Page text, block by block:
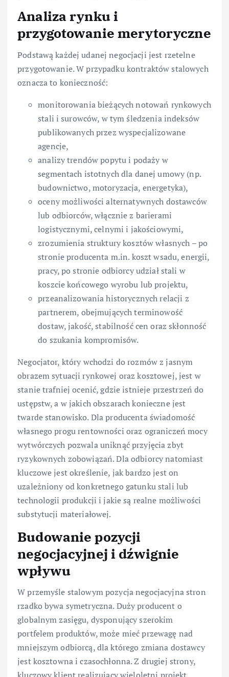
Analiza rynku i
przygotowanie merytoryczne
Podstawą każdej udanej negocjacji jest rzetelne
przygotowanie. W przypadku kontraktów stalowych
oznacza to konieczność:
monitorowania bieżących notowań rynkowych
stali i surowców, w tym śledzenia indeksów
publikowanych przez wyspecjalizowane
agencje,
analizy trendów popytu i podaży w
segmentach istotnych dla danej umowy (np.
budownictwo, motoryzacja, energetyka),
oceny możliwości alternatywnych dostawców
lub odbiorców, włącznie z barierami
logistycznymi, celnymi i jakościowymi,
zrozumienia struktury kosztów własnych – po
stronie producenta m.in. koszt wsadu, energii,
pracy, po stronie odbiorcy udział stali w
koszcie końcowego wyrobu lub projektu,
przeanalizowania historycznych relacji z
partnerem, obejmujących terminowość
dostaw, jakość, stabilność cen oraz skłonność
do szukania kompromisów.
Negocjator, który wchodzi do rozmów z jasnym
obrazem sytuacji rynkowej oraz kosztowej, jest w
stanie trafniej ocenić, gdzie istnieje przestrzeń do
ustępstw, a w jakich obszarach konieczne jest
twarde stanowisko. Dla producenta świadomość
własnego progu rentowności oraz ograniczeń mocy
wytwórczych pozwala uniknąć przyjęcia zbyt
ryzykownych zobowiązań. Dla odbiorcy natomiast
kluczowe jest określenie, jak bardzo jest on
uzależniony od konkretnego gatunku stali lub
technologii produkcji i jakie są realne możliwości
substytucji materiałowej.
Budowanie pozycji
negocjacyjnej i dźwignie
wpływu
W przemyśle stalowym pozycja negocjacyjna stron
rzadko bywa symetryczna. Duży producent o
globalnym zasięgu, dysponujący szerokim
portfelem produktów, może mieć przewagę nad
mniejszym odbiorcą, dla którego zmiana dostawcy
jest kosztowna i czasochłonna. Z drugiej strony,